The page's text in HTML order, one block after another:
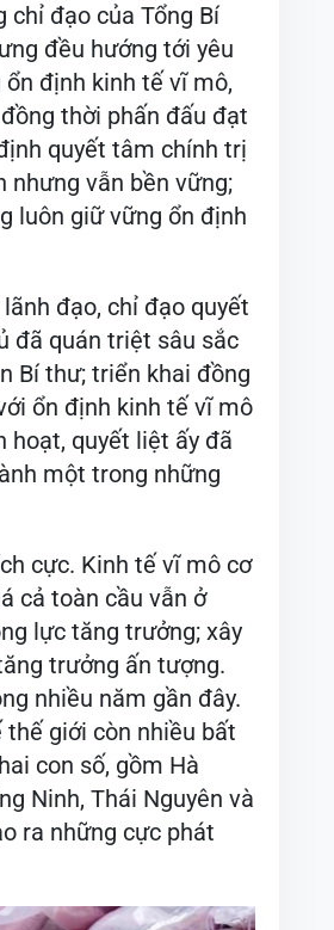
chỉ đạo của Tổng Bí
đều hướng tới yêu
định kinh tế vĩ mô,
thời phấn đấu đạt
quyết tâm chính trị
nhưng vẫn bền vững;
luôn giữ vững ổn định
đạo, chỉ đạo quyết
đã quán triệt sâu sắc
Bí thư; triển khai đồng
ổn định kinh tế vĩ mô
hoạt, quyết liệt ấy đã
một trong những
cực. Kinh tế vĩ mô cơ
cả toàn cầu vẫn ở
lực tăng trưởng; xây
trưởng ấn tượng.
nhiều năm gần đây.
giới còn nhiều bất
con số, gồm Hà
Ninh, Thái Nguyên và
ra những cực phát